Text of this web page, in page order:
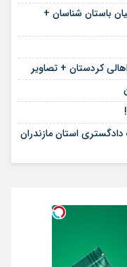
باستان شناسان +
استان مازندران